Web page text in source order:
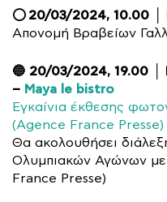
⭕ 20/03/2024, 10.00 │
Απονομή Βραβείων
🔵 20/03/2024, 19.00 │
– Maya le bistro
Εγκαίνια έκθεσης
(Agence France Presse)
Θα ακολουθήσει
Ολυμπιακών Αγώνων
France Presse)